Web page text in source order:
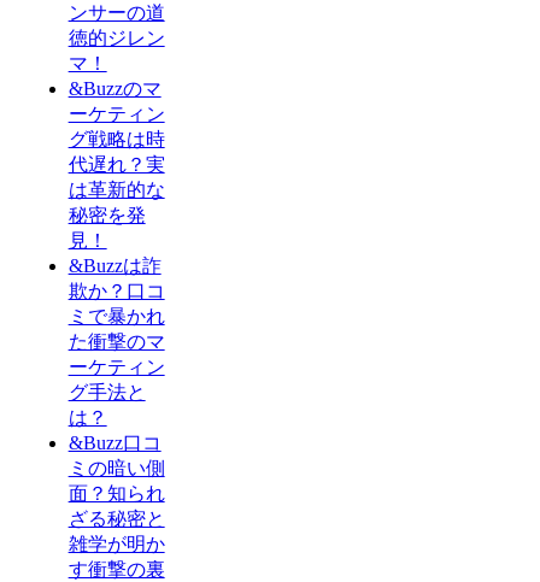
ンサーの道
徳的ジレン
マ！
&Buzzのマ
ーケティン
グ戦略は時
代遅れ？実
は革新的な
秘密を発
見！
&Buzzは詐
欺か？口コ
ミで暴かれ
た衝撃のマ
ーケティン
グ手法と
は？
&Buzz口コ
ミの暗い側
面？知られ
ざる秘密と
雑学が明か
す衝撃の裏